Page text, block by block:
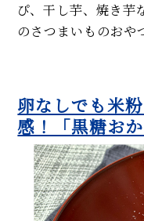
ぴ、干し芋、焼き芋
のさつまいものおや
卵なしでも米
感！「黒糖お